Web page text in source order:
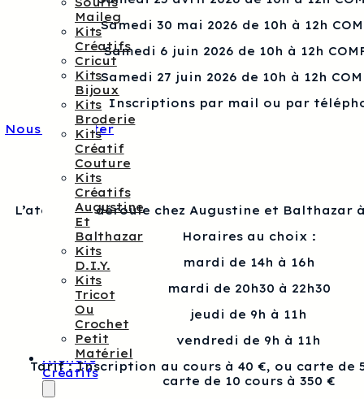
Maileg
Kits
Créatifs
Cricut
Kits
Bijoux
Kits
Broderie
Kits
Créatif
Couture
Kits
Créatifs
Augustine
Et
Balthazar
Kits
D.I.Y.
Kits
Tricot
Ou
Crochet
Petit
Matériel
Ateliers
Créatifs
Samedi 30 mai 2026 de 10h à 12h
Samedi 6 juin 2026 de 10h à 12h
Samedi 27 juin 2026 de 10h à 12h
Inscriptions par mail ou par
Nous contacter
L’atelier se déroule chez Augustine et Balthazar
Horaires au choix :
mardi de 14h à 16h
mardi de 20h30 à 22h30
jeudi de 9h à 11h
vendredi de 9h à 11h
Tarif : Inscription au cours à 40 €, ou carte de
carte de 10 cours à 350 €